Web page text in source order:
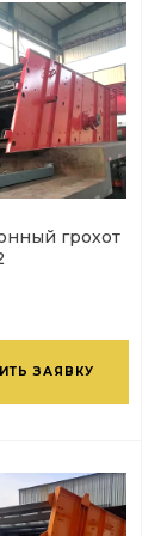
грохот
ЗАЯВКУ